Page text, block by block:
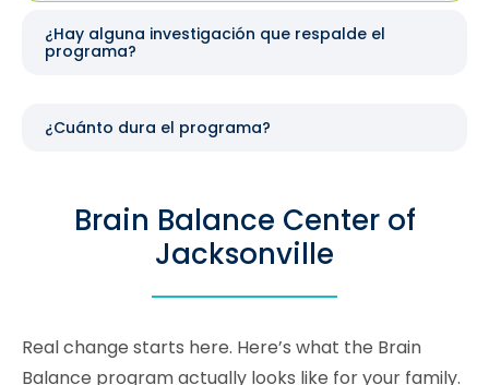
¿Hay alguna investigación que respalde el
programa?
¿Cuánto dura el programa?
Brain Balance Center of
Jacksonville
Real change starts here. Here’s what the Brain
Balance program actually looks like for your family.